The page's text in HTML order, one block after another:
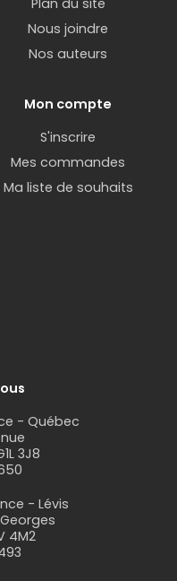
Plan du site
Nous joindre
Nos auteurs
Mon compte
S'inscrire
Mes commandes
Ma liste de souhaits
- Québec
3J8
- Lévis
4M2